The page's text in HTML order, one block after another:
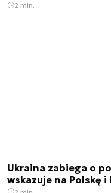
2 min.
Ukraina zabiega o
wskazuje na Polskę i